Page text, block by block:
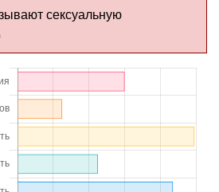
сексуальную